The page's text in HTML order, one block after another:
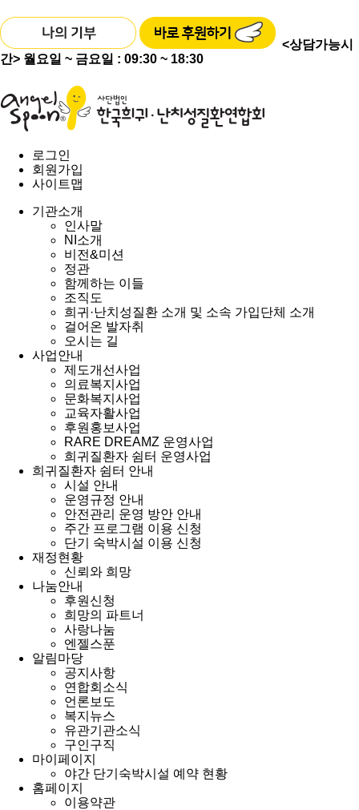
<상담가능시
간> 월요일 ~ 금요일 : 09:30 ~ 18:30
로그인
회원가입
사이트맵
기관소개
인사말
NI소개
비전&미션
정관
함께하는 이들
조직도
희귀·난치성질환 소개 및 소속 가입단체 소개
걸어온 발자취
오시는 길
사업안내
제도개선사업
의료복지사업
문화복지사업
교육자활사업
후원홍보사업
RARE DREAMZ 운영사업
희귀질환자 쉼터 운영사업
희귀질환자 쉼터 안내
시설 안내
운영규정 안내
안전관리 운영 방안 안내
주간 프로그램 이용 신청
단기 숙박시설 이용 신청
재정현황
신뢰와 희망
나눔안내
후원신청
희망의 파트너
사랑나눔
엔젤스푼
알림마당
공지사항
연합회소식
언론보도
복지뉴스
유관기관소식
구인구직
마이페이지
야간 단기숙박시설 예약 현황
홈페이지
이용약관